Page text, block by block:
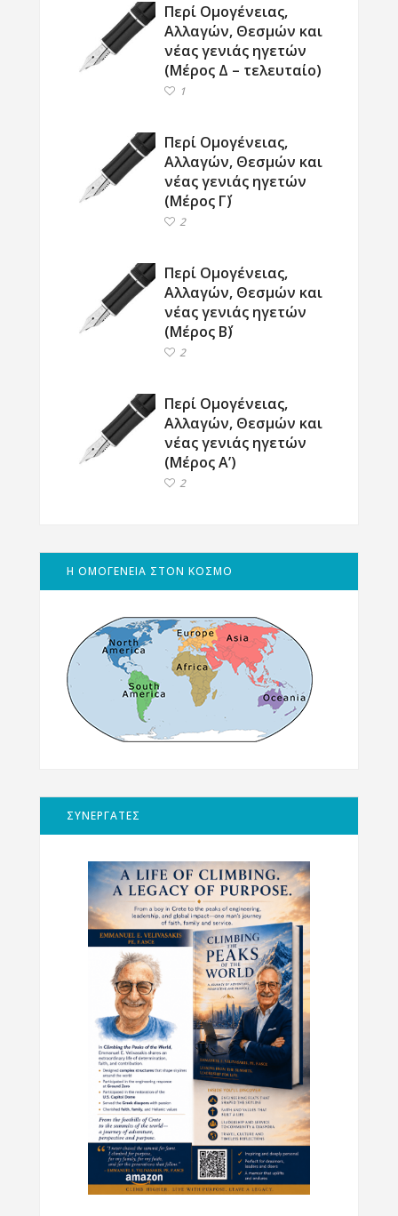
Περί Ομογένειας,
Αλλαγών, Θεσμών και
νέας γενιάς ηγετών
(Μέρος Δ – τελευταίο)
1
Περί Ομογένειας,
Αλλαγών, Θεσμών και
νέας γενιάς ηγετών
(Μέρος Γ΄)
2
Περί Ομογένειας,
Αλλαγών, Θεσμών και
νέας γενιάς ηγετών
(Μέρος Β΄)
2
Περί Ομογένειας,
Αλλαγών, Θεσμών και
νέας γενιάς ηγετών
(Μέρος Α’)
2
Η ΟΜΟΓΕΝΕΙΑ ΣΤΟΝ ΚΟΣΜΟ
ΣΥΝΕΡΓΑΤΕΣ